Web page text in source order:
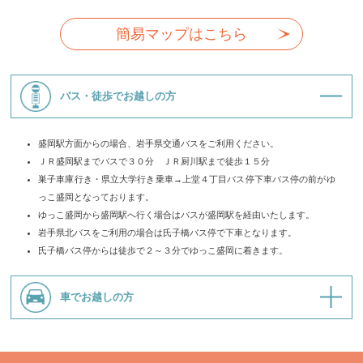
簡易マップはこちら
バス・徒歩でお越しの方
盛岡駅方面からの場合、岩手県交通バスをご利用ください。
ＪＲ盛岡駅までバスで３０分 ＪＲ厨川駅まで徒歩１５分
巣子車庫行き・県立大学行き乗車→上堂４丁目バス停下車バス停の前がゆ
っこ盛岡となっております。
ゆっこ盛岡から盛岡駅へ行く場合はバスが盛岡駅を経由いたします。
岩手県北バスをご利用の場合は氏子橋バス停で下車となります。
氏子橋バス停からは徒歩で２～３分でゆっこ盛岡に着きます。
車でお越しの方